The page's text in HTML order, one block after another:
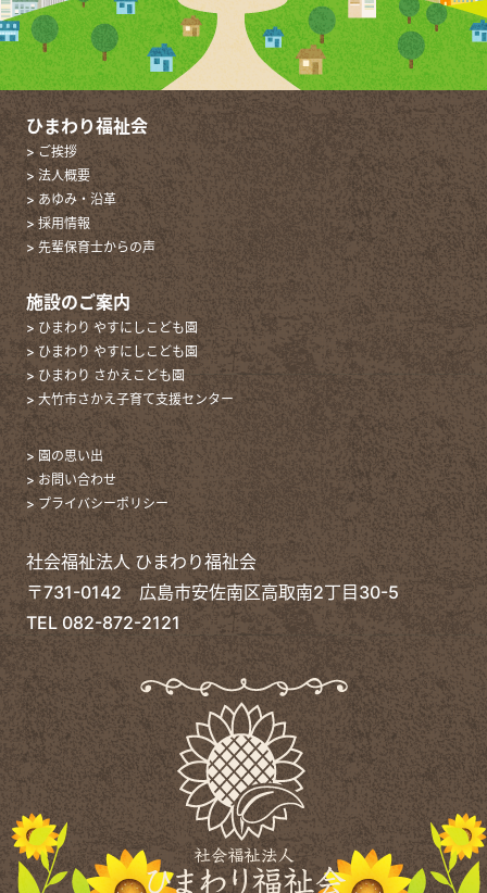
ひまわり福祉会
> ご挨拶
> 法人概要
> あゆみ・沿革
> 採用情報
> 先輩保育士からの声
施設のご案内
> ひまわり やすにしこども園
> ひまわり やすにしこども園
> ひまわり さかえこども園
> 大竹市さかえ子育て支援センター
> 園の思い出
> お問い合わせ
> プライバシーポリシー
社会福祉法人 ひまわり福祉会
〒731-0142 広島市安佐南区高取南2丁目30-5
TEL 082-872-2121